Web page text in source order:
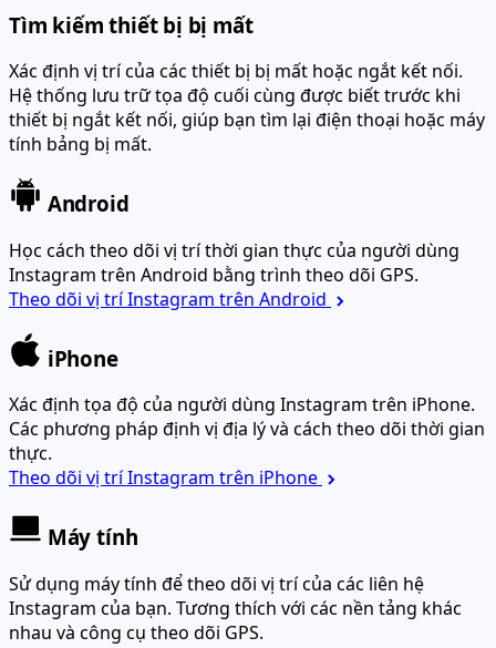
Tìm kiếm thiết bị bị mất
Xác định vị trí của các thiết bị bị mất hoặc ngắt kết nối.
Hệ thống lưu trữ tọa độ cuối cùng được biết trước khi
thiết bị ngắt kết nối, giúp bạn tìm lại điện thoại hoặc máy
tính bảng bị mất.
Android
Học cách theo dõi vị trí thời gian thực của người dùng
Instagram trên Android bằng trình theo dõi GPS.
Theo dõi vị trí Instagram trên Android
iPhone
Xác định tọa độ của người dùng Instagram trên iPhone.
Các phương pháp định vị địa lý và cách theo dõi thời gian
thực.
Theo dõi vị trí Instagram trên iPhone
Máy tính
Sử dụng máy tính để theo dõi vị trí của các liên hệ
Instagram của bạn. Tương thích với các nền tảng khác
nhau và công cụ theo dõi GPS.